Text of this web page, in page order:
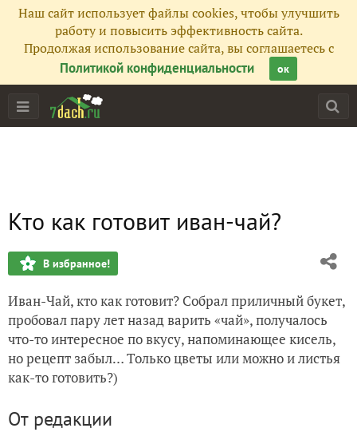
Наш сайт использует файлы cookies, чтобы улучшить
работу и повысить эффективность сайта.
Продолжая использование сайта, вы соглашаетесь с
Политикой конфиденциальности
ок
Кто как готовит иван-чай?
В избранное!
Иван-Чай, кто как готовит? Собрал приличный букет,
пробовал пару лет назад варить «чай», получалось
что-то интересное по вкусу, напоминающее кисель,
но рецепт забыл… Только цветы или можно и листья
как-то готовить?)
От редакции